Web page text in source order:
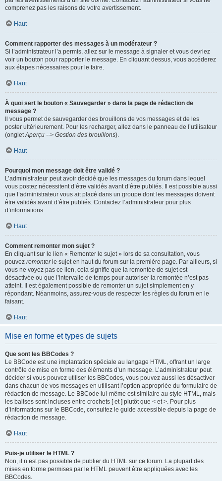
comprenez pas les raisons de votre avertissement.
Haut
Comment rapporter des messages à un modérateur ?
Si l’administrateur l’a permis, allez sur le message à signaler et vous devriez
voir un bouton pour rapporter le message. En cliquant dessus, vous accéderez
aux étapes nécessaires pour le faire.
Haut
À quoi sert le bouton « Sauvegarder » dans la page de rédaction de
message ?
Il vous permet de sauvegarder des brouillons de vos messages et de les
poster ultérieurement. Pour les recharger, allez dans le panneau de l’utilisateur
(ongletAperçu --> Gestion des brouillons).
Haut
Pourquoi mon message doit être validé ?
L’administrateur peut avoir décidé que les messages du forum dans lequel
vous postez nécessitent d’être validés avant d’être publiés. Il est possible aussi
que l’administrateur vous ait placé dans un groupe dont les messages doivent
être validés avant d’être publiés. Contactez l’administrateur pour plus
d’informations.
Haut
Comment remonter mon sujet ?
En cliquant sur le lien « Remonter le sujet » lors de sa consultation, vous
pouvez remonterle sujet en haut du forum sur la première page. Par ailleurs, si
vous ne voyez pas ce lien, cela signifie que la remontée de sujet est
désactivée ou que l’intervalle de temps pour autoriser la remontée n’est pas
atteint. Il est également possible de remonter un sujet simplement en y
répondant. Néanmoins, assurez-vous de respecter les règles du forum en le
faisant.
Haut
Mise en forme et types de sujets
Que sont les BBCodes ?
Le BBCode est une implantation spéciale au langage HTML, offrant un large
contrôle de mise en forme des éléments d’un message. L’administrateur peut
décider si vous pouvez utiliser les BBCodes, vous pouvez aussi les désactiver
dans chacun de vos messages en utilisant l’option appropriée du formulaire de
rédaction de message. Le BBCode lui-même est similaire au style HTML, mais
les balises sont incluses entre crochets [ et ] plutôt que < et >. Pour plus
d’informations sur le BBCode, consultez le guide accessible depuis la page de
rédaction de message.
Haut
Puis-je utiliser le HTML ?
Non, il n’est pas possible de publier du HTML sur ce forum. La plupart des
mises en forme permises par le HTML peuvent être appliquées avec les
BBCodes.